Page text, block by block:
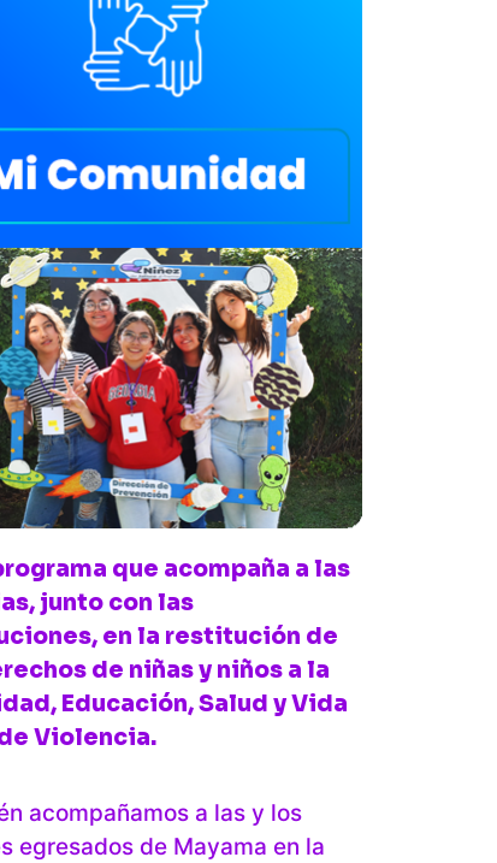
que acompaña a las
junto con las
en la restitución de
de niñas y niños a la
Educación, Salud y Vida
Violencia.
acompañamos a las y los
egresados de Mayama en la